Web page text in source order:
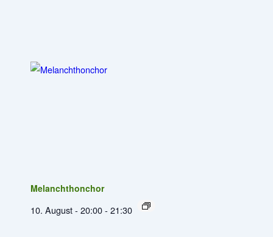
Melanchthonchor
10. August - 20:00- 21:30